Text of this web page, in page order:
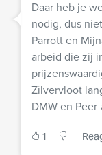
Daar heb je
nodig, dus
Parrott en
arbeid die zij
Zilvervloot
DMW en
1